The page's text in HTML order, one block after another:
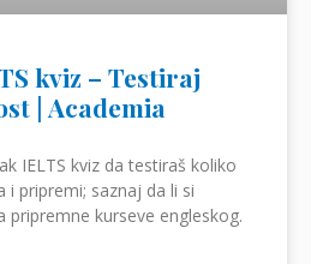
kviz – Testiraj
| Academia
IELTS kviz da testiraš koliko
i pripremi; saznaj da li si
pripremne kurseve engleskog.